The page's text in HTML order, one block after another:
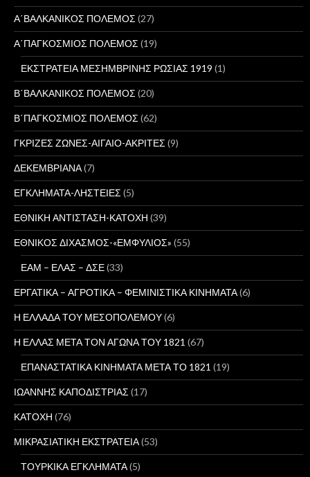
Α΄ΒΑΛΚΑΝΙΚΟΣ ΠΟΛΕΜΟΣ (27)
Α΄ΠΑΓΚΟΣΜΙΟΣ ΠΟΛΕΜΟΣ (19)
ΕΚΣΤΡΑΤΕΙΑ ΜΕΣΗΜΒΡΙΝΗΣ ΡΩΣΙΑΣ 1919 (1)
Β΄ΒΑΛΚΑΝΙΚΟΣ ΠΟΛΕΜΟΣ (20)
Β΄ΠΑΓΚΟΣΜΙΟΣ ΠΟΛΕΜΟΣ (62)
ΓΚΡΙΖΕΣ ΖΩΝΕΣ-ΑΙΓΑΙΟ-ΑΚΡΙΤΕΣ (9)
ΔΕΚΕΜΒΡΙΑΝΑ(7)
ΕΓΚΛΗΜΑΤΑ-ΛΗΣΤΕΙΕΣ (5)
ΕΘΝΙΚΗ ΑΝΤΙΣΤΑΣΗ-ΚΑΤΟΧΗ (39)
ΕΘΝΙΚΟΣ ΔΙΧΑΣΜΟΣ-«ΕΜΦΥΛΙΟΣ» (55)
ΕΑΜ – ΕΛΑΣ – ΔΣΕ(33)
ΕΡΓΑΤΙΚΑ – ΑΓΡΟΤΙΚΑ – ΦΕΜΙΝΙΣΤΙΚΑ ΚΙΝΗΜΑΤΑ(6)
Η ΕΛΛΑΔΑ ΤΟΥ ΜΕΣΟΠΟΛΕΜΟΥ(6)
Η ΕΛΛΑΣ ΜΕΤΑ ΤΟΝ ΑΓΩΝΑ ΤΟΥ 1821 (67)
ΕΠΑΝΑΣΤΑΤΙΚΑ ΚΙΝΗΜΑΤΑ ΜΕΤΑ ΤΟ 1821 (19)
ΙΩΑΝΝΗΣ ΚΑΠΟΔΙΣΤΡΙΑΣ (17)
ΚΑΤΟΧΗ (76)
ΜΙΚΡΑΣΙΑΤΙΚΗ ΕΚΣΤΡΑΤΕΙΑ(53)
ΤΟΥΡΚΙΚΑ ΕΓΚΛΗΜΑΤΑ(5)